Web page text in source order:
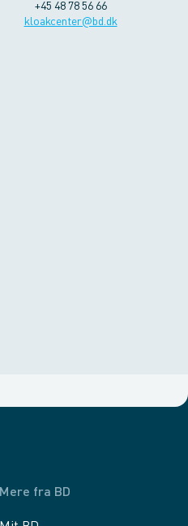
+45 48 78 56 66
kloakcenter@bd.dk
Mere fra BD